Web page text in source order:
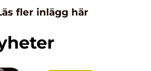
fler inlägg här